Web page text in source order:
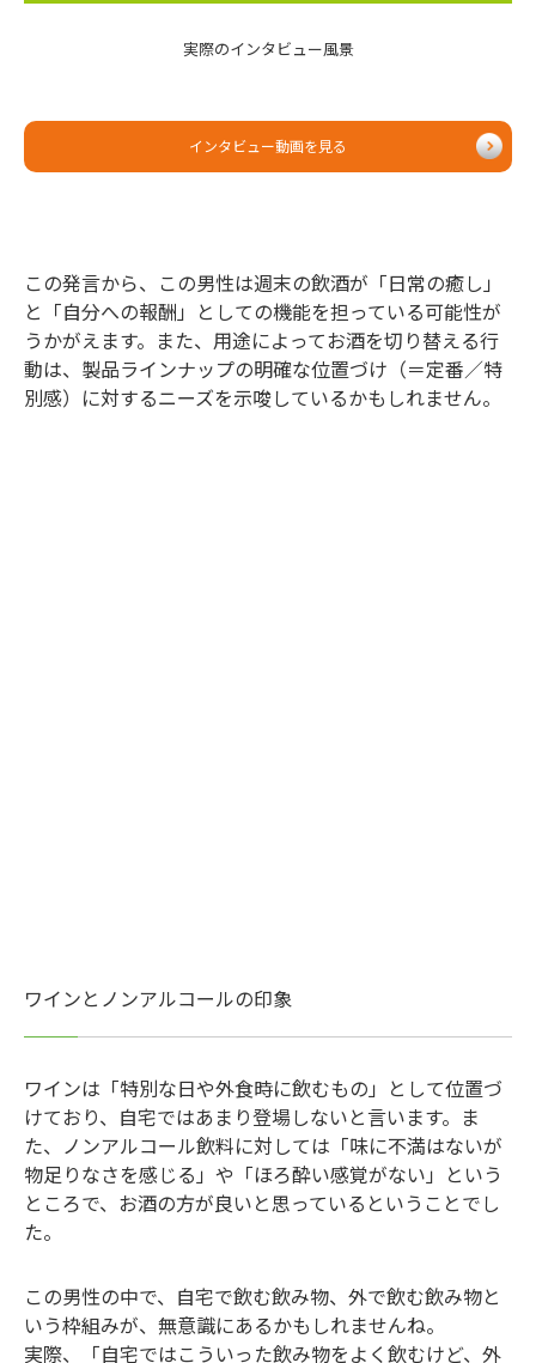
実際のインタビュー風景
インタビュー動画を見る
この発言から、この男性は週末の飲酒が「日常の癒し」
と「自分への報酬」としての機能を担っている可能性が
うかがえます。また、用途によってお酒を切り替える行
動は、製品ラインナップの明確な位置づけ（＝定番／特
別感）に対するニーズを示唆しているかもしれません。
ワインとノンアルコールの印象
ワインは「特別な日や外食時に飲むもの」として位置づ
けており、自宅ではあまり登場しないと言います。ま
た、ノンアルコール飲料に対しては「味に不満はないが
物足りなさを感じる」や「ほろ酔い感覚がない」という
ところで、お酒の方が良いと思っているということでし
た。
この男性の中で、自宅で飲む飲み物、外で飲む飲み物と
いう枠組みが、無意識にあるかもしれませんね。
実際、「自宅ではこういった飲み物をよく飲むけど、外